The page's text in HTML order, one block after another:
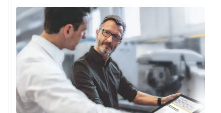
zoals het hektype, de desbetreffende inbouwsituatie
en het specifieke gebruik. Pilz breidt hiervoor zijn
assortiment op het gebied van
veiligheidsvergrendelingen uit met meteen twee
nieuwe sensoren: PSENmlock mini voor ruimtekritische
toepassingen en PSENslock 2 met een geoptimaliseerd
hygiënisch design en in nieuwe varianten met
roestvrijstalen onderdelen.